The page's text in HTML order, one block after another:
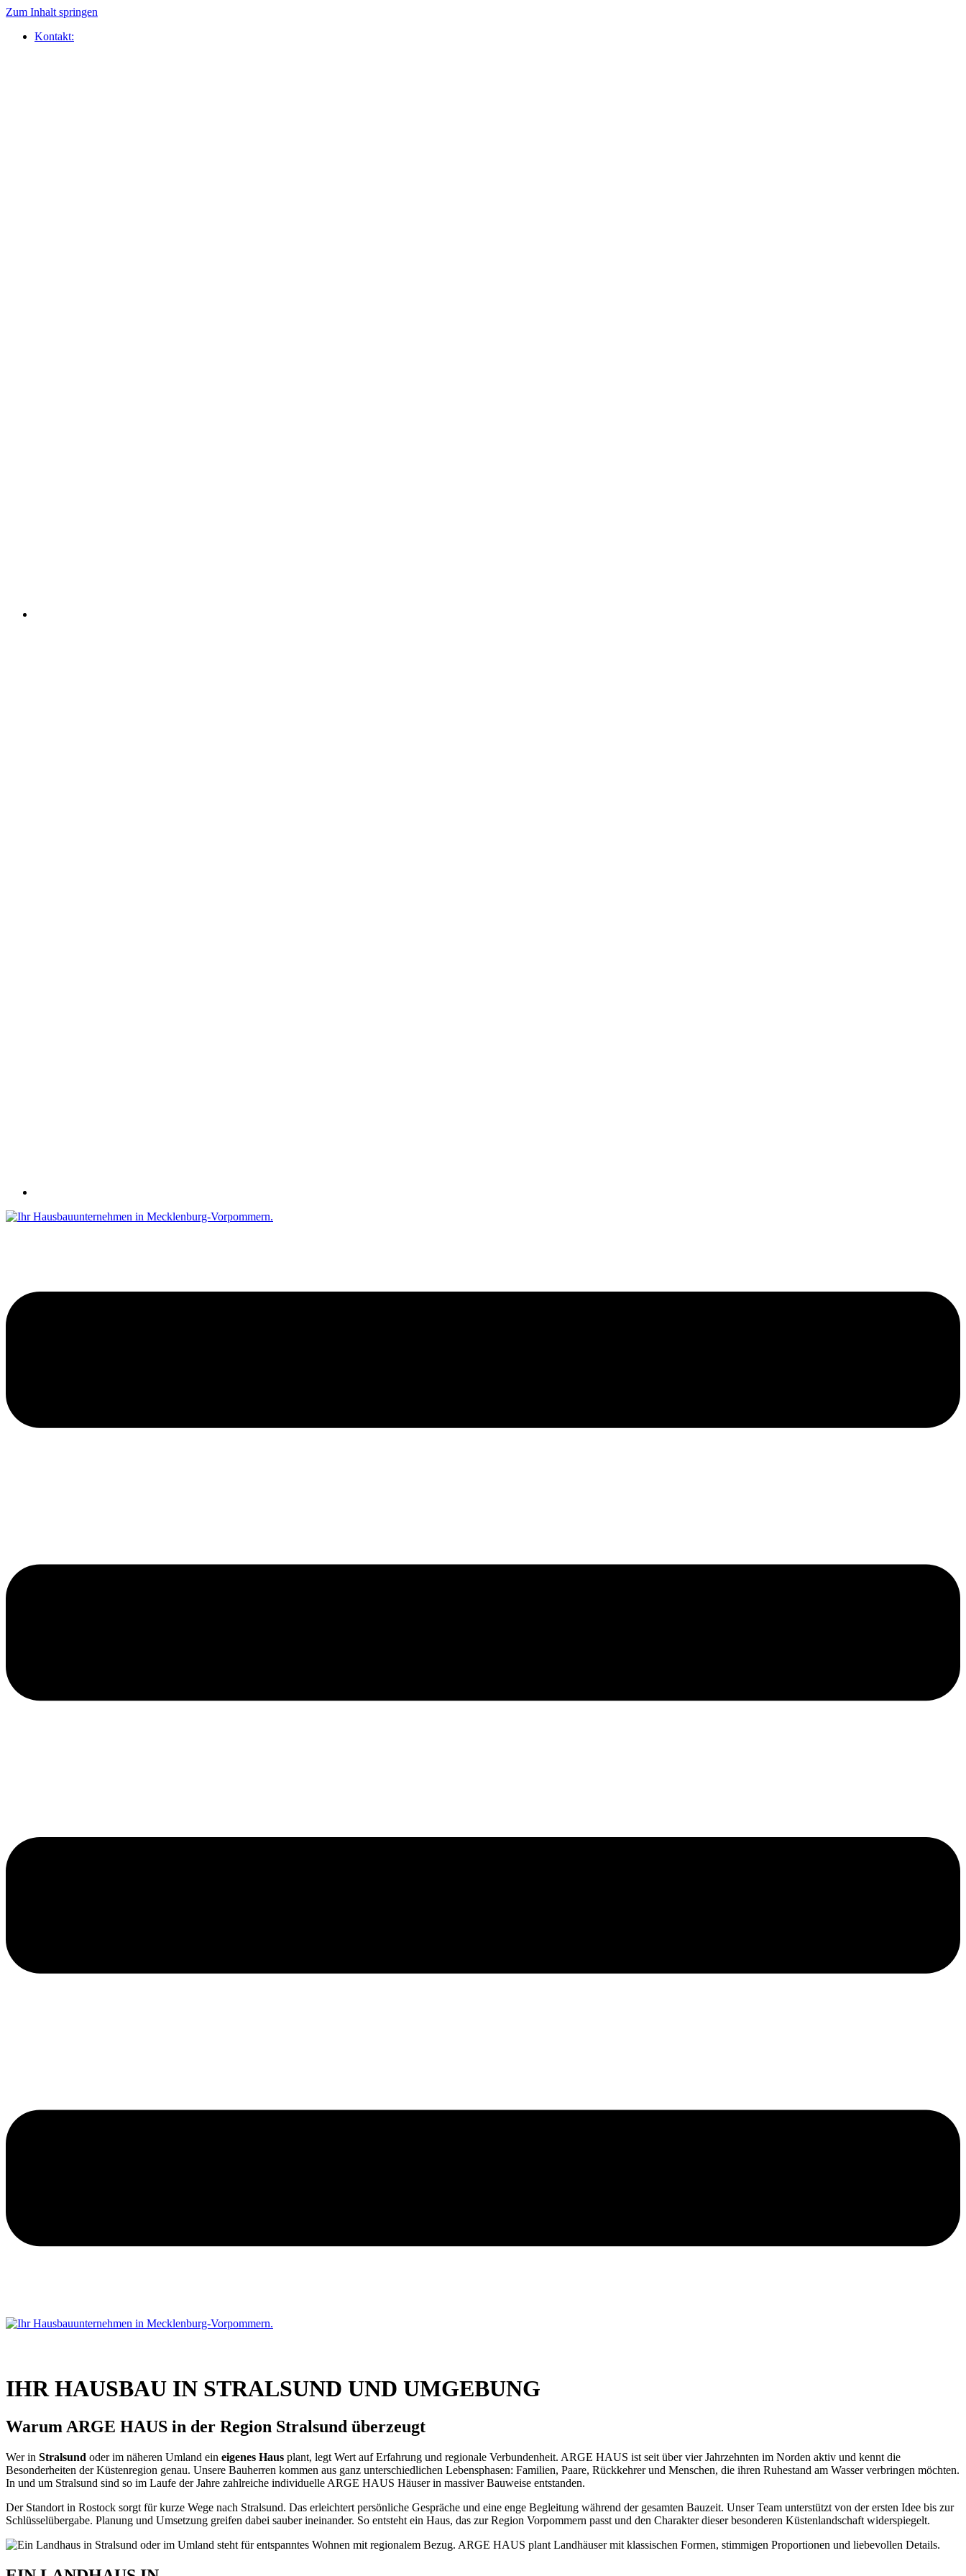
Zum Inhalt springen
Kontakt:
IHR HAUSBAU IN STRALSUND UND UMGEBUNG
Warum ARGE HAUS in der Region Stralsund überzeugt
Wer in Stralsund oder im näheren Umland ein eigenes Haus plant, legt Wert auf Erfahrung und regionale Verbundenheit. ARGE HAUS ist seit über vier Jahrzehnten im Norden aktiv und kennt die
Besonderheiten der Küstenregion genau. Unsere Bauherren kommen aus ganz unterschiedlichen Lebensphasen: Familien, Paare, Rückkehrer und Menschen, die ihren Ruhestand am Wasser verbringen möchten.
In und um Stralsund sind so im Laufe der Jahre zahlreiche individuelle ARGE HAUS Häuser in massiver Bauweise entstanden.
Der Standort in Rostock sorgt für kurze Wege nach Stralsund. Das erleichtert persönliche Gespräche und eine enge Begleitung während der gesamten Bauzeit. Unser Team unterstützt von der ersten Idee bis zur
Schlüsselübergabe. Planung und Umsetzung greifen dabei sauber ineinander. So entsteht ein Haus, das zur Region Vorpommern passt und den Charakter dieser besonderen Küstenlandschaft widerspiegelt.